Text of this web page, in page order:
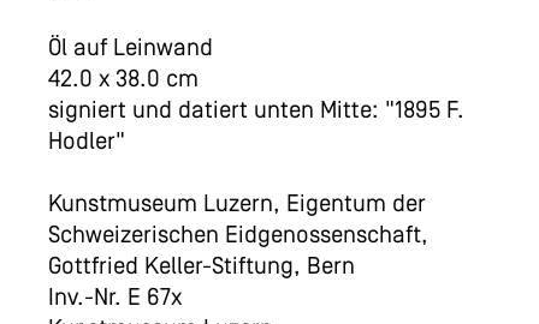
Öl auf Leinwand
42.0 x 38.0 cm
signiert und datiert unten Mitte: "1895 F.
Hodler"
Kunstmuseum Luzern, Eigentum der
Schweizerischen Eidgenossenschaft,
Gottfried Keller-Stiftung, Bern
Inv.-Nr. E 67x